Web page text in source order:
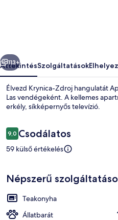
Következő
113+
ÁttekintésSzolgáltatások
Élvezd Krynica-Zdroj hangulatát
Las vendégeként. A kellemes
erkély, síkképernyős televízió.
Értékelések
9,09,0 ennyiből: 10
Csodálatos
59 külső értékelés
Népszerű
Teakonyha
Állatbarát